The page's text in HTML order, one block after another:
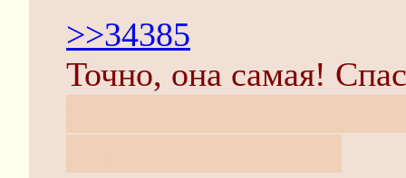
>>34385
Точно, она самая!